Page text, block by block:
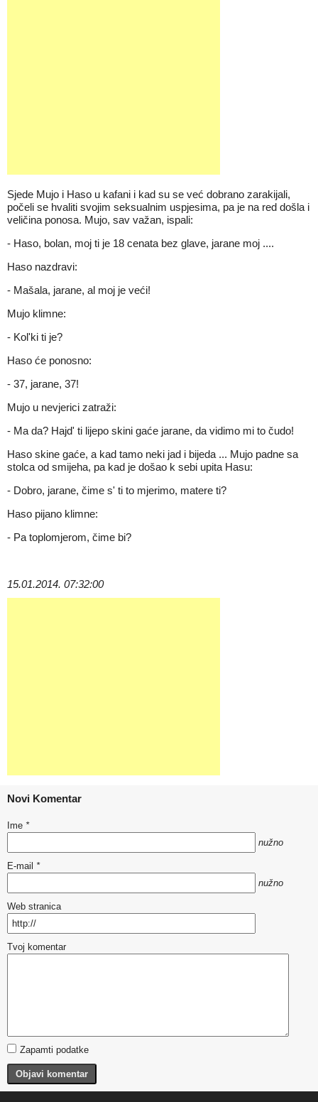
Sjede Mujo i Haso u kafani i kad su se već dobrano zarakijali,
počeli se hvaliti svojim seksualnim uspjesima, pa je na red došla i
veličina ponosa. Mujo, sav važan, ispali:
- Haso, bolan, moj ti je 18 cenata bez glave, jarane moj ....
Haso nazdravi:
- Mašala, jarane, al moj je veći!
Mujo klimne:
- Kol'ki ti je?
Haso će ponosno:
- 37, jarane, 37!
Mujo u nevjerici zatraži:
- Ma da? Hajd' ti lijepo skini gaće jarane, da vidimo mi to čudo!
Haso skine gaće, a kad tamo neki jad i bijeda ... Mujo padne sa
stolca od smijeha, pa kad je došao k sebi upita Hasu:
- Dobro, jarane, čime s' ti to mjerimo, matere ti?
Haso pijano klimne:
- Pa toplomjerom, čime bi?
15.01.2014. 07:32:00
Novi Komentar
Ime *
nužno
E-mail *
nužno
Web stranica
Tvoj komentar
Zapamti podatke
Objavi komentar